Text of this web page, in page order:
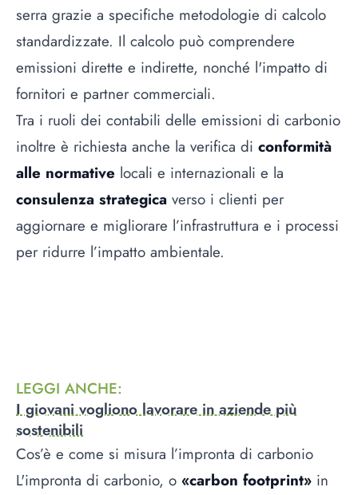
serra grazie a specifiche metodologie di calcolo
standardizzate. Il calcolo può comprendere
emissioni dirette e indirette, nonché l'impatto di
fornitori e partner commerciali.
Tra i ruoli dei contabili delle emissioni di carbonio
inoltre è richiesta anche la verifica di conformità
alle normative locali e internazionali e la
consulenza strategica verso i clienti per
aggiornare e migliorare l’infrastruttura e i processi
per ridurre l’impatto ambientale.
LEGGI ANCHE:
I giovani vogliono lavorare in aziende più
sostenibili
Cos’è e come si misura l’impronta di carbonio
L'impronta di carbonio, o «carbon footprint» in